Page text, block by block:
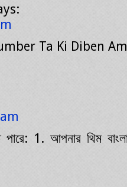
Ta Ki Diben
1. আপনার থিম